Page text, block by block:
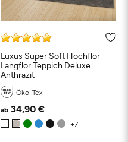
Luxus Super Soft Hochflor
Langflor Teppich Deluxe
Anthrazit
Öko-Tex
ab 34,90 €